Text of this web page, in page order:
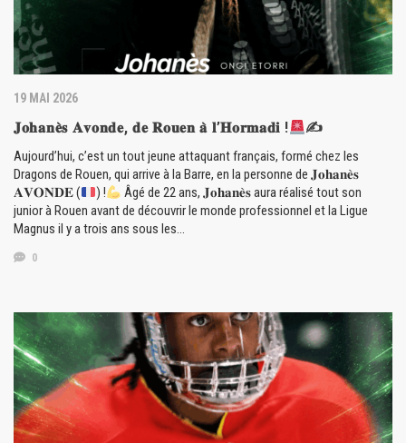
19 MAI 2026
𝐉𝐨𝐡𝐚𝐧𝐞̀𝐬 𝐀𝐯𝐨𝐧𝐝𝐞, 𝐝𝐞 𝐑𝐨𝐮𝐞𝐧 𝐚̀ 𝐥’𝐇𝐨𝐫𝐦𝐚𝐝𝐢 ! ✍
Aujourd’hui, c’est un tout jeune attaquant français, formé chez les
Dragons de Rouen, qui arrive à la Barre, en la personne de 𝐉𝐨𝐡𝐚𝐧𝐞̀𝐬
𝐀𝐕𝐎𝐍𝐃𝐄 (
) !
Âgé de 22 ans, 𝐉𝐨𝐡𝐚𝐧𝐞̀𝐬 aura réalisé tout son
junior à Rouen avant de découvrir le monde professionnel et la Ligue
Magnus il y a trois ans sous les…
0